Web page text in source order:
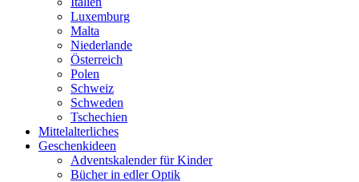
Luxemburg
Malta
Niederlande
Österreich
Polen
Schweiz
Schweden
Tschechien
Mittelalterliches
Geschenkideen
Adventskalender für Kinder
Bücher in edler Optik